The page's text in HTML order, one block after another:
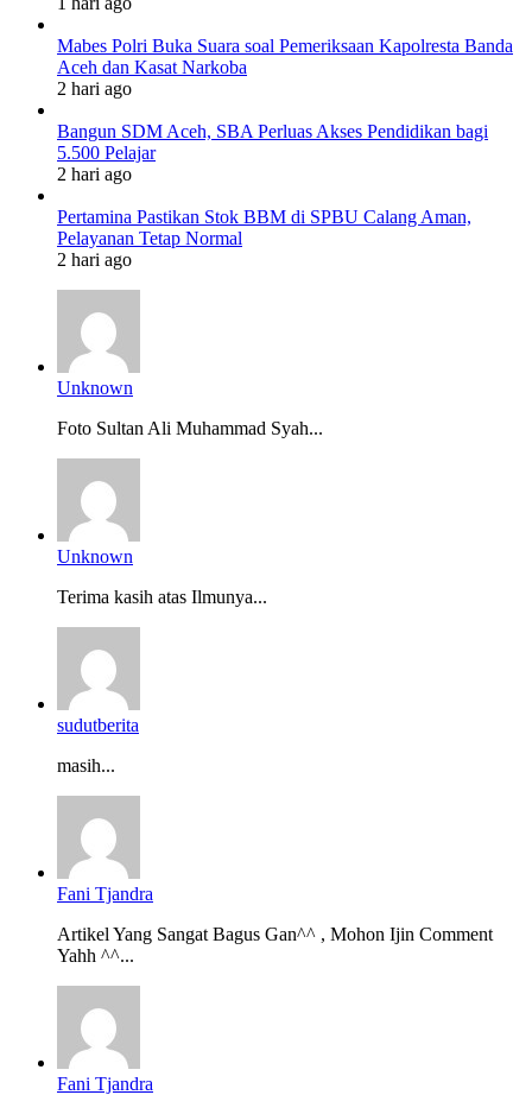
Mabes Polri Buka Suara soal Pemeriksaan Kapolresta Banda
Aceh dan Kasat Narkoba
2 hari ago
Bangun SDM Aceh, SBA Perluas Akses Pendidikan bagi
5.500 Pelajar
2 hari ago
Pertamina Pastikan Stok BBM di SPBU Calang Aman,
Pelayanan Tetap Normal
2 hari ago
Unknown
Foto Sultan Ali Muhammad Syah...
Unknown
Terima kasih atas Ilmunya...
sudutberita
masih...
Fani Tjandra
Artikel Yang Sangat Bagus Gan^^ , Mohon Ijin Comment
Yahh ^^...
Fani Tjandra